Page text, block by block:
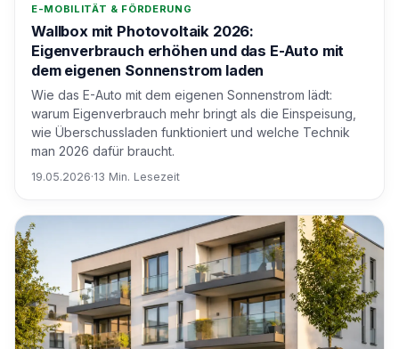
E-MOBILITÄT & FÖRDERUNG
Wallbox mit Photovoltaik 2026:
Eigenverbrauch erhöhen und das E-Auto mit
dem eigenen Sonnenstrom laden
Wie das E-Auto mit dem eigenen Sonnenstrom lädt:
warum Eigenverbrauch mehr bringt als die Einspeisung,
wie Überschussladen funktioniert und welche Technik
man 2026 dafür braucht.
19.05.2026·13 Min. Lesezeit